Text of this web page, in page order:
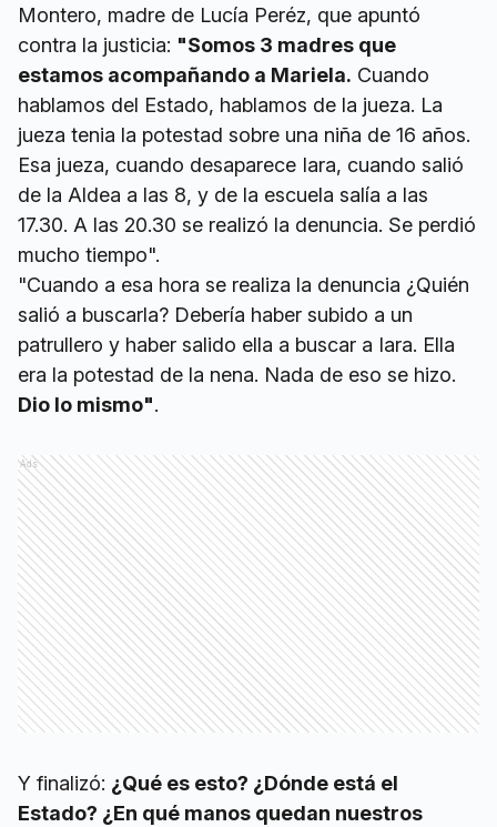
Montero, madre de Lucía Peréz, que apuntó
contra la justicia: "Somos 3 madres que
estamos acompañando a Mariela. Cuando
hablamos del Estado, hablamos de la jueza. La
jueza tenia la potestad sobre una niña de 16 años.
Esa jueza, cuando desaparece Iara, cuando salió
de la Aldea a las 8, y de la escuela salía a las
17.30. A las 20.30 se realizó la denuncia. Se perdió
mucho tiempo".
"Cuando a esa hora se realiza la denuncia ¿Quién
salió a buscarla? Debería haber subido a un
patrullero y haber salido ella a buscar a Iara. Ella
era la potestad de la nena. Nada de eso se hizo.
Dio lo mismo".
Ads
Y finalizó: ¿Qué es esto? ¿Dónde está el
Estado? ¿En qué manos quedan nuestros